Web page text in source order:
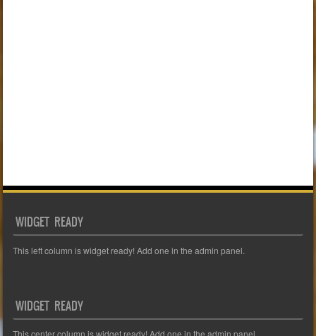
WIDGET READY
This left column is widget ready! Add one in the admin panel.
WIDGET READY